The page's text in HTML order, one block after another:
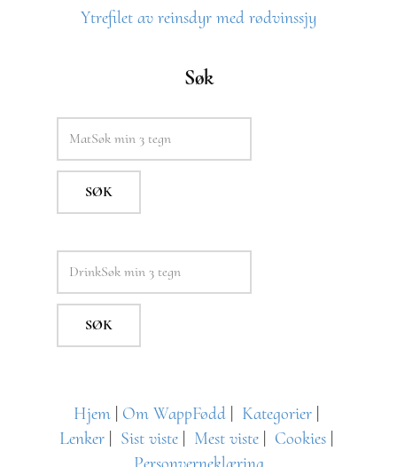
Ytrefilet av reinsdyr med rødvinssjy
Søk
SØK
SØK
Hjem Om WappFødd Kategorier
Lenker
Sist viste Mest viste Cookies